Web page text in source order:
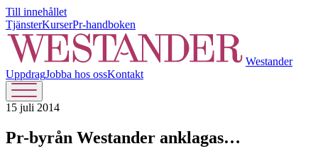
Till innehållet
TjänsterKurserPr-handboken
Westander
UppdragJobba hos ossKontakt
15 juli 2014
Pr-byrån Westander anklagas…